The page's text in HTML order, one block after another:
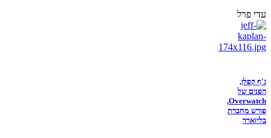
עדי פרל
ג'ף קפלן,
הפנים של
Overwatch,
פורש מחברת
בליזארד